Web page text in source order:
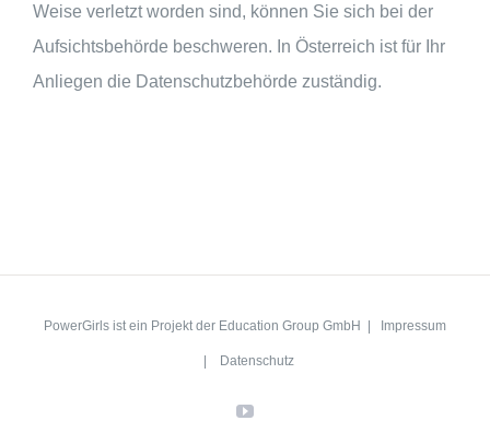
Weise verletzt worden sind, können Sie sich bei der
Aufsichtsbehörde beschweren. In Österreich ist für Ihr
Anliegen die Datenschutzbehörde zuständig.
PowerGirls ist ein Projekt der Education Group GmbH | Impressum
| Datenschutz
YouTube